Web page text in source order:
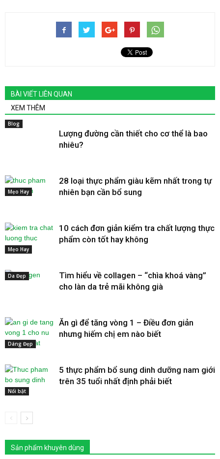
BÀI VIẾT LIÊN QUAN
XEM THÊM
Blog
Lượng đường cần thiết cho cơ thể là bao
nhiêu?
Mẹo Hay
28 loại thực phẩm giàu kẽm nhất trong tự
nhiên bạn cần bổ sung
Mẹo Hay
10 cách đơn giản kiểm tra chất lượng thực
phẩm còn tốt hay không
Da Đẹp
Tìm hiểu về collagen – “chìa khoá vàng”
cho làn da trẻ mãi không già
Dáng Đẹp
Ăn gì để tăng vòng 1 – Điều đơn giản
nhưng hiếm chị em nào biết
Nổi bật
5 thực phẩm bổ sung dinh dưỡng nam giới
trên 35 tuổi nhất định phải biết
Sản phẩm khuyên dùng